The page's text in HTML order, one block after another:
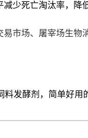
少死亡淘汰率，降
市场、屠宰场生物
发酵剂，简单好用